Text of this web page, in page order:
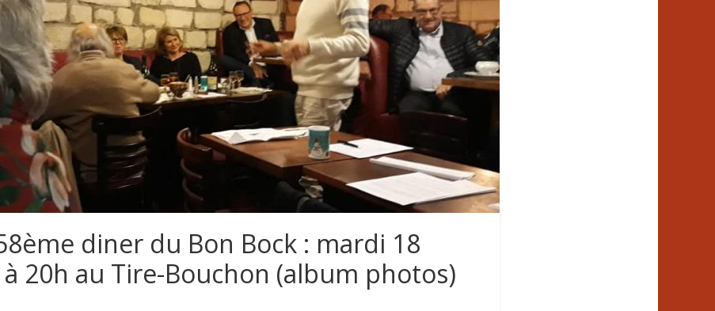
diner du Bon Bock : mardi 18
20h au Tire-Bouchon (album photos)